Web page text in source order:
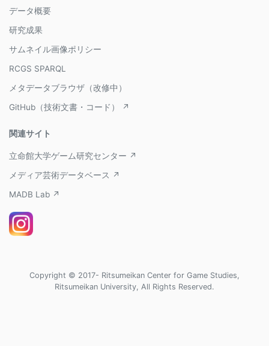
データ概要
研究成果
サムネイル画像ポリシー
RCGS SPARQL
メタデータブラウザ（改修中）
GitHub（技術文書・コード） ↗
関連サイト
立命館大学ゲーム研究センター ↗
メディア芸術データベース ↗
MADB Lab ↗
Copyright © 2017- Ritsumeikan Center for Game Studies,
Ritsumeikan University, All Rights Reserved.